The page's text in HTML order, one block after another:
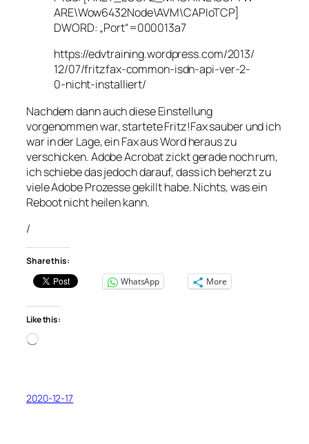
ARE\Wow6432Node\AVM\CAPIoTCP]
DWORD: „Port“=000013a7
https://edvtraining.wordpress.com/2013/
12/07/fritzfax-common-isdn-api-ver-2-
0-nicht-installiert/
Nachdem dann auch diese Einstellung
vorgenommen war, startete Fritz!Fax sauber und ich
war in der Lage, ein Fax aus Word heraus zu
verschicken. Adobe Acrobat zickt gerade noch rum,
ich schiebe das jedoch darauf, dass ich beherzt zu
viele Adobe Prozesse gekillt habe. Nichts, was ein
Reboot nicht heilen kann.
/
Share this:
WhatsApp
More
Like this:
Loading…
2020-12-17